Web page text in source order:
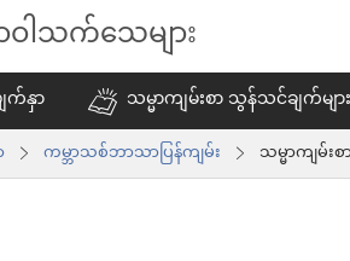
ါသက်သေများ
က်နှာ သမ္မာကျမ်းစာ သွန်သင်ချက်များ
ကမ္ဘာသစ်ဘာသာပြန်ကျမ်း သမ္မာကျမ်း